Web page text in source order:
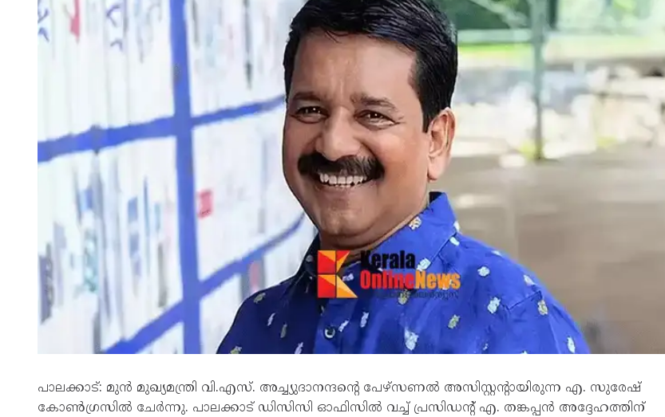
പാലക്കാട്: മുൻ മുഖ‍്യമന്ത്രി വി.എസ്. അച്ച‍്യുദാനന്ദന്‍റെ പേഴ്സണൽ അസിസ്റ്റന്‍റായിരുന്ന എ. സുരേഷ്
കോൺഗ്രസിൽ ചേർന്നു. പാലക്കാട് ഡിസിസി ഓഫിസിൽ വച്ച് പ്രസിഡന്‍റ് എ. തങ്കപ്പൻ അദ്ദേഹത്തിന്